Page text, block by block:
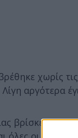
χωρίς
αργότερα
βρίσκεται η